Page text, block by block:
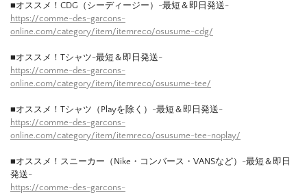
■オススメ！CDG（シーディージー）-最短＆即日発送-
https://comme-des-garcons-
online.com/category/item/itemreco/osusume-cdg/
■オススメ！Tシャツ-最短＆即日発送-
https://comme-des-garcons-
online.com/category/item/itemreco/osusume-tee/
■オススメ！Tシャツ（Playを除く）-最短＆即日発送-
https://comme-des-garcons-
online.com/category/item/itemreco/osusume-tee-noplay/
■オススメ！スニーカー（Nike・コンバース・VANSなど）-最短＆即日
発送-
https://comme-des-garcons-